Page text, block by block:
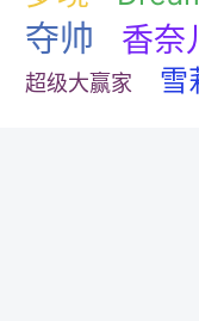
夺帅 香奈
超级大赢家 雪